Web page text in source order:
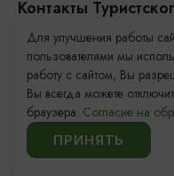
Контакты
информационного
+7 (4012) 555-
8 (800) 200-
info@visit-
Для улучшения работы
пользователями мы
работу с сайтом, Вы
Вы всегда можете
браузера. Согласие на
ПРИНЯТЬ